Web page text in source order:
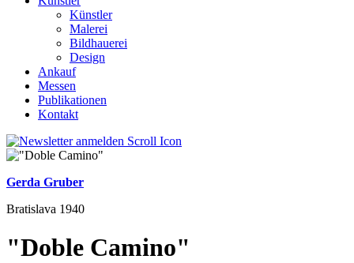
Künstler
Malerei
Bildhauerei
Design
Ankauf
Messen
Publikationen
Kontakt
Gerda Gruber
Bratislava 1940
"Doble Camino"